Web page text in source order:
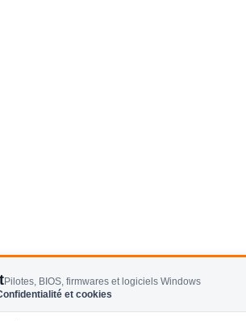
Pilotes, BIOS, firmwares et logiciels Windows
et cookies